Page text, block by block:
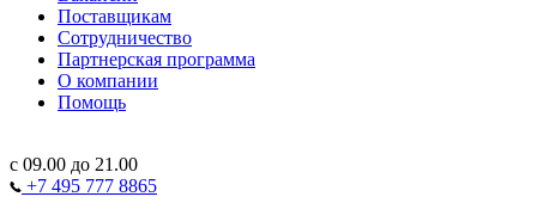
Поставщикам
Сотрудничество
Партнерская программа
О компании
Помощь
с 09.00 до 21.00
+7 495 777 8865